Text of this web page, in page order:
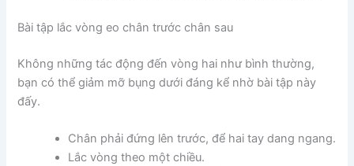
Bài tập lắc vòng eo chân trước chân sau
Không những tác động đến vòng hai như bình thường,
bạn có thể giảm mỡ bụng dưới đáng kể nhờ bài tập này
đấy.
Chân phải đứng lên trước, để hai tay dang ngang.
Lắc vòng theo một chiều.